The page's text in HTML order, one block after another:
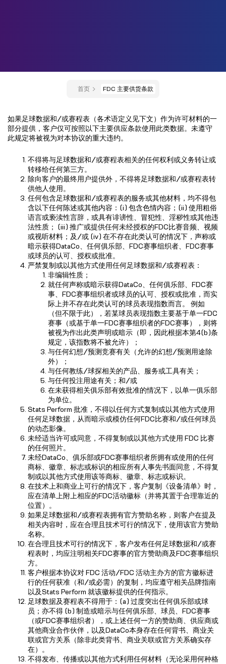
首页 FDC 主要供货条款
如果足球数据和/或赛程表（各术语定义见下文）作为许可材料的一
部分提供，客户仅可按照以下主要供应条款使用此类数据。未遵守
此规定将被视为对本协议的重大违约。
不得将与足球数据和/或赛程表相关的任何权利或义务转让或
转移给任何第三方。
除向客户的最终用户提供外，不得将足球数据和/或赛程表转
供他人使用。
任何包含足球数据和/或赛程表的服务或其他材料，均不得包
含以下任何陈述或其他内容：(i) 包含色情内容；(ii) 使用粗俗
语言或亵渎性言辞，或具有诽谤性、冒犯性、淫秽性或其他违
法性质； (iii) 推广或提供任何未经授权的FDC比赛音频、视频
或视听材料；及/或 (iv) 在不存在此类认可的情况下，声称或
暗示获得DataCo、任何俱乐部、FDC赛事组织者、FDC赛事
或球员的认可、授权或批准。
严禁复制或以其他方式使用任何足球数据和/或赛程表：
非编辑性质；
就任何声称或暗示获得DataCo、任何俱乐部、FDC赛
事、FDC赛事组织者或球员的认可、授权或批准，而实
际上并不存在此类认可的球员表现指数而言。 例如
（但不限于此），若某球员表现指数主要基于单一FDC
赛事（或基于单一FDC赛事组织者的FDC赛事），则将
被视为作出此类声明或暗示（即，因此根据本第4(b)条
规定，该指数将不被允许）；
与任何幻想/预测竞赛有关（允许的幻想/预测用途除
外）；
与任何教练/球探相关的产品、服务或工具有关；
与任何投注用途有关；和/或
在未获得相关俱乐部有效批准的情况下，以单一俱乐部
为单位。
Stats Perform 批准，不得以任何方式复制或以其他方式使用
任何足球数据，从而暗示或模仿任何FDC比赛和/或任何球员
的动态影像。
未经适当许可或同意，不得复制或以其他方式使用 FDC 比赛
的任何照片。
未经DataCo、俱乐部或FDC赛事组织者所拥有或使用的任何
商标、徽章、标志或标识的相应所有人事先书面同意，不得复
制或以其他方式使用该等商标、徽章、标志或标识。
在技术上和商业上可行的情况下，客户复制《设备清单》时，
应在清单上附上相应的FDC活动徽标（并将其置于合理靠近的
位置）。
如果足球数据和/或赛程表拥有官方赞助名称，则客户在提及
相关内容时，应在合理且技术可行的情况下，使用该官方赞助
名称。
在合理且技术可行的情况下，客户发布任何足球数据和/或赛
程表时，均应注明相关FDC赛事的官方赞助商及FDC赛事组织
方。
客户根据本协议对 FDC 活动/FDC 活动主办方的官方徽标进
行的任何获准（和/或必需）的复制，均应遵守相关品牌指南
以及Stats Perform 就该徽标提供的任何指示。
足球数据及赛程表不得用于：(a) 过度突出任何俱乐部或球
员；亦不得 (b) 制造或暗示与任何俱乐部、球员、FDC赛事
（或FDC赛事组织者），或上述任何一方的赞助商、供应商或
其他商业合作伙伴，以及DataCo本身存在任何背书、商业关
联或官方关系（除非此类背书、商业关联或官方关系确实存
在）。
不得发布、传播或以其他方式利用任何材料（无论采用何种格